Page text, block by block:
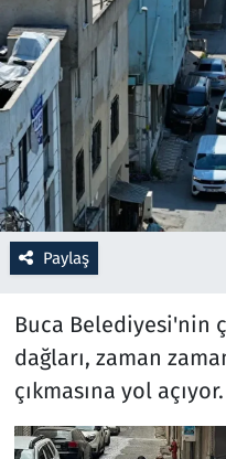
Paylaş
Buca Belediyesi'nin
dağları, zaman
çıkmasına yol açıyor.
Resmi İlanlar
Rüya Tabirleri
Sağlık
Savunma Sanayi
Seçim 2023
Teknoloji ve Bilim
Televizyon